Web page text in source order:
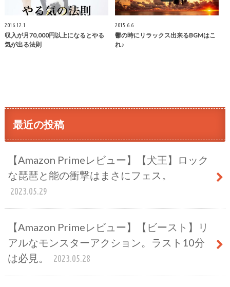
2016.12.1
収入が月70,000円以上になるとやる
気が出る法則
2015.6.6
鬱の時にリラックス出来るBGMはこ
れ♪
最近の投稿
【Amazon Primeレビュー】【犬王】ロック
な琵琶と能の衝撃はまさにフェス。
2023.05.29
【Amazon Primeレビュー】【ビースト】リ
アルなモンスターアクション。ラスト10分
は必見。
2023.05.28